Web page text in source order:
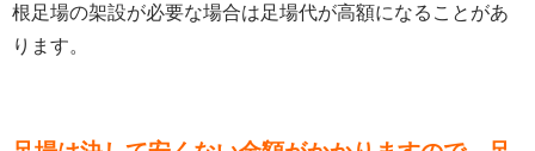
根足場の架設が必要な場合は足場代が高額になることがあ
ります。